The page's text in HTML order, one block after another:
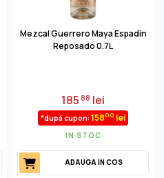
Mezcal Guerrero Maya Espadin
Reposado 0.7L
18588 lei
*după cupon: 15800 lei
IN STOC
ADAUGA IN COS